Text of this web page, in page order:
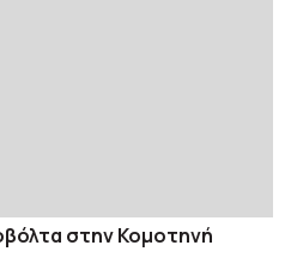
στην Κομοτηνή